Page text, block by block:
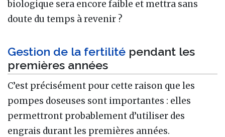
biologique sera encore faible et mettra sans
doute du temps à revenir ?
Gestion de la fertilité pendant les
premières années
C’est précisément pour cette raison que les
pompes doseuses sont importantes : elles
permettront probablement d’utiliser des
engrais durant les premières années.